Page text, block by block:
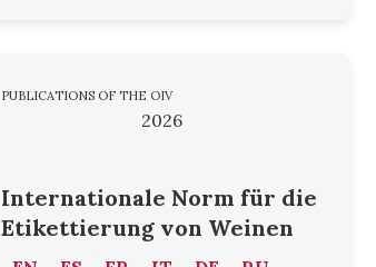
PUBLICATIONS OF THE OIV
2026
Internationale Norm für die
Etikettierung von Weinen